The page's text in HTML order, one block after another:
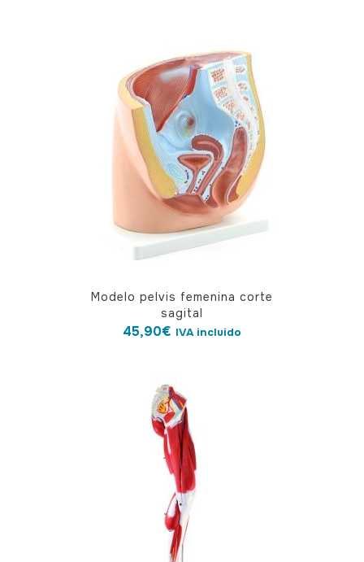
Modelo pelvis femenina corte
sagital
45,90€ IVA incluido